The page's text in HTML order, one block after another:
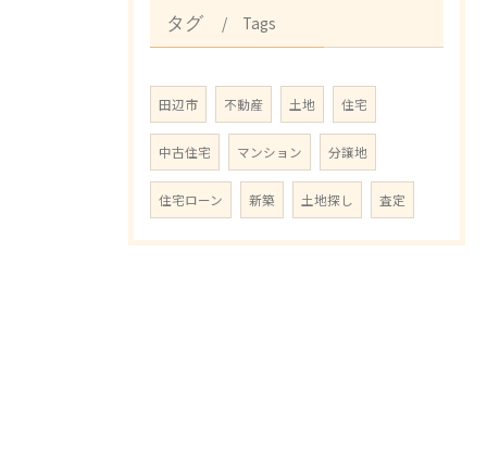
タグ Tags
田辺市 不動産 土地 住宅
中古住宅 マンション 分譲地
住宅ローン 新築 土地探し 査定